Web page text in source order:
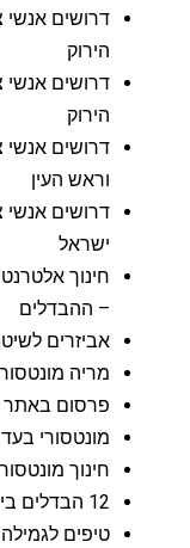
הירוק
הירוק
דרושים אנשי
וראש העין
דרושים אנשי
ישראל
חינוך
– ההבדלים
אביזרים
מריה
פרסום באתר
מונטסורי בעד
חינוך
12 הבדלים בין בית ספר מונטסורי למסורתי
טיפים